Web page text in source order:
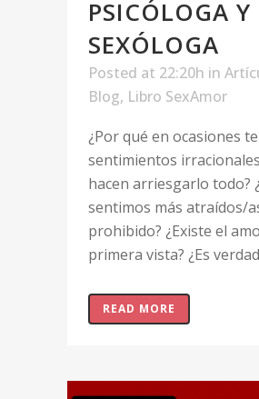
PSICÓLOGA Y
SEXÓLOGA
Posted at 22:20h in
Blog, Libro SexAmor
¿Por qué en ocasiones
sentimientos
hacen arriesgarlo todo?
sentimos más atraídos/
prohibido? ¿Existe el
primera vista? ¿Es
READ MORE